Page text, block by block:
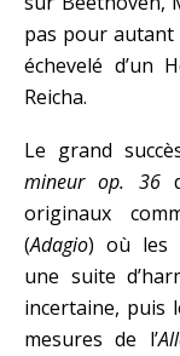
pas pour autant
échevelé d’un
Reicha.
Le grand
mineur op. 36
originaux
(Adagio) où les
une suite
incertaine, puis
mesures de l’